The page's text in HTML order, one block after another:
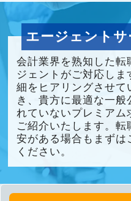
エージェント
会計業界を熟知した転
ジェントがご対応しま
細をヒアリングさせて
き、貴方に最適な一般
れていないプレミアム
ご紹介いたします。転
安がある場合もまずは
ください。